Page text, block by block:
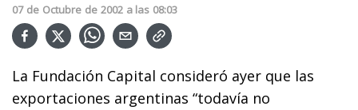
07 de Octubre de 2002 a las 08:03
La Fundación Capital consideró ayer que las
exportaciones argentinas “todavía no